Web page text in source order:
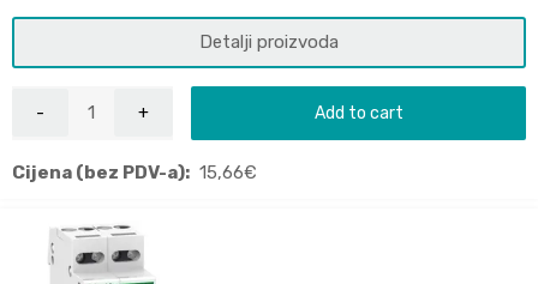
Detalji proizvoda
Add to cart
Cijena (bez PDV-a): 15,66€